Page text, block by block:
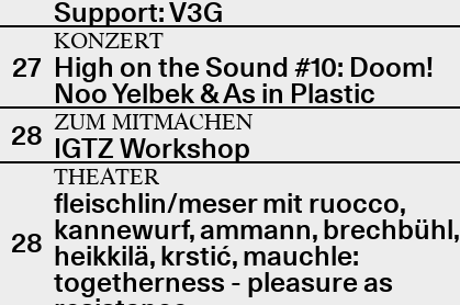
Support: V3G
27
KONZERT
High on the Sound #10: Doom!
Noo Yelbek & As in Plastic
28 ZUM MITMACHEN
IGTZ Workshop
28
THEATER
fleischlin/meser mit ruocco,
kannewurf, ammann, brechbühl,
heikkilä, krstić, mauchle:
togetherness - pleasure as